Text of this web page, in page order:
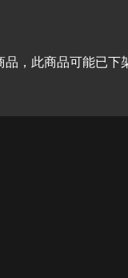
，此商品可能已下